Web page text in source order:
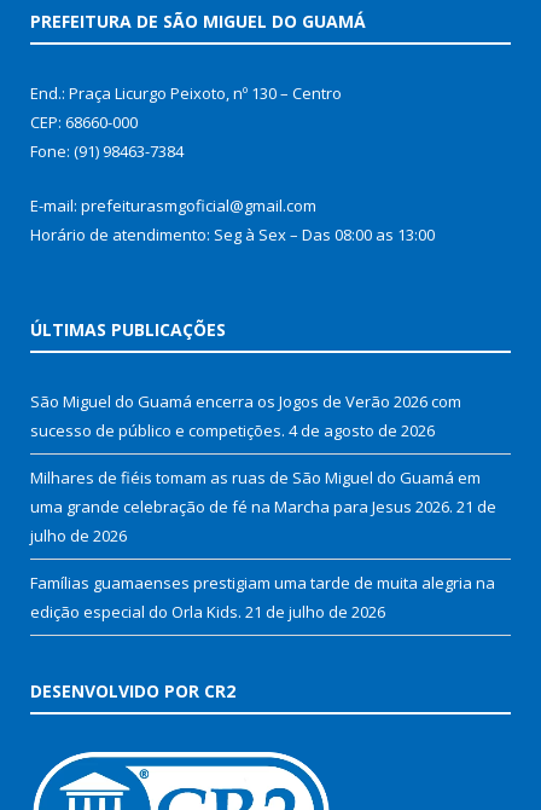
PREFEITURA DE SÃO MIGUEL DO GUAMÁ
End.: Praça Licurgo Peixoto, nº 130 – Centro
CEP: 68660-000
Fone: (91) 98463-7384
E-mail: prefeiturasmgoficial@gmail.com
Horário de atendimento: Seg à Sex – Das 08:00 as 13:00
ÚLTIMAS PUBLICAÇÕES
São Miguel do Guamá encerra os Jogos de Verão 2026 com
sucesso de público e competições. 4 de agosto de 2026
Milhares de fiéis tomam as ruas de São Miguel do Guamá em
uma grande celebração de fé na Marcha para Jesus 2026. 21 de
julho de 2026
Famílias guamaenses prestigiam uma tarde de muita alegria na
edição especial do Orla Kids. 21 de julho de 2026
DESENVOLVIDO POR CR2